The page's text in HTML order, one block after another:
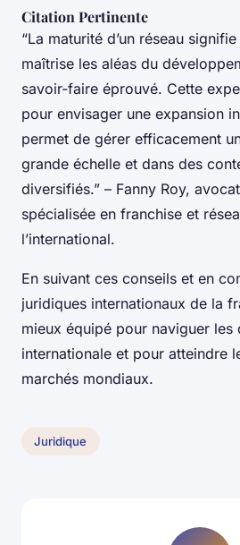
Citation Pertinente
“La maturité d’un réseau
maîtrise les aléas du
savoir-faire éprouvé. Cette
pour envisager une expansion
permet de gérer efficacement
grande échelle et dans des
diversifiés.” – Fanny Roy,
spécialisée en franchise et
l’international.
En suivant ces conseils et en
juridiques internationaux de la
mieux équipé pour naviguer les
internationale et pour atteindre
marchés mondiaux.
Juridique